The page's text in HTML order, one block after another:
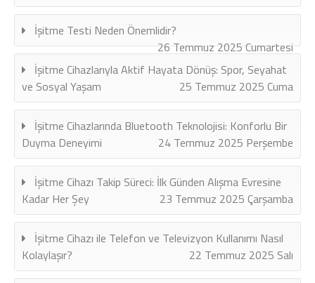
İşitme Testi Neden Önemlidir?
26 Temmuz 2025 Cumartesi
İşitme Cihazlarıyla Aktif Hayata Dönüş: Spor, Seyahat
ve Sosyal Yaşam
25 Temmuz 2025 Cuma
İşitme Cihazlarında Bluetooth Teknolojisi: Konforlu Bir
Duyma Deneyimi
24 Temmuz 2025 Perşembe
İşitme Cihazı Takip Süreci: İlk Günden Alışma Evresine
Kadar Her Şey
23 Temmuz 2025 Çarşamba
İşitme Cihazı ile Telefon ve Televizyon Kullanımı Nasıl
Kolaylaşır?
22 Temmuz 2025 Salı